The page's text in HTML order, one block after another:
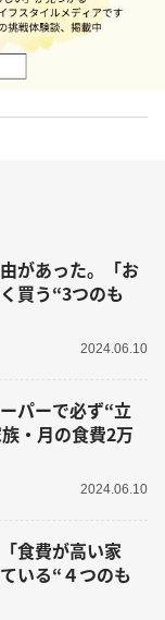
があった。「お
買う“3つのも
2024.06.10
パーで必ず“立
・月の食費2万
2024.06.10
食費が高い家
いる“４つのも